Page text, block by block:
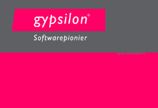
Alle Neuigkeiten
Lexikon